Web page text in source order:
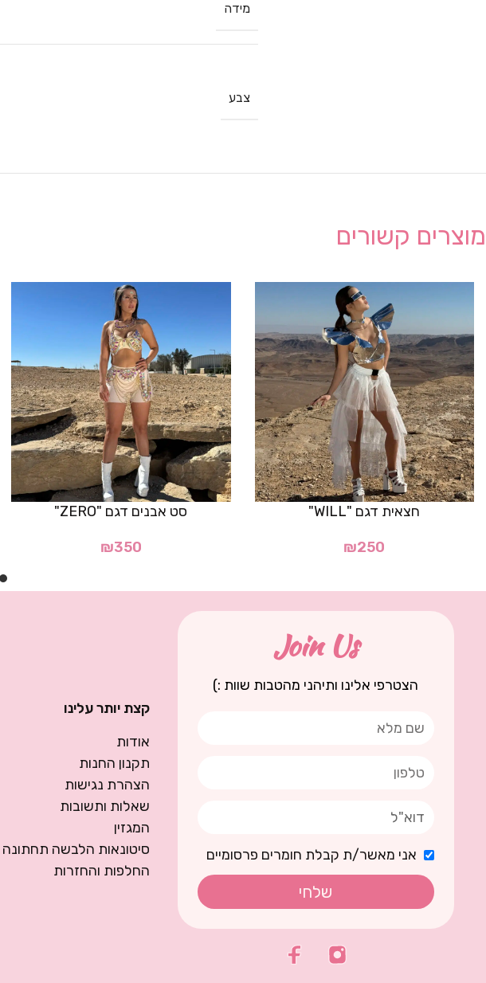
מידה
צבע
מוצרים קשורים
חצאית דגם "WILL"
₪250
סט אבנים דגם "ZERO"
₪350
Join Us
הצטרפי אלינו ותיהני מהטבות שוות :)
אני מאשר/ת קבלת חומרים פרסומיים
שלחי
קצת יותר עלינו
אודות
תקנון החנות
הצהרת נגישות
שאלות ותשובות
המגזין
סיטונאות הלבשה תחתונה
החלפות והחזרות